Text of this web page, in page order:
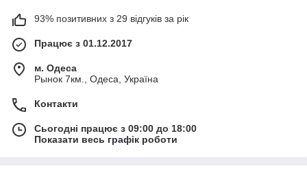
93% позитивних з 29 відгуків за рік
Працює з 01.12.2017
м. Одеса
Рынок 7км., Одеса, Україна
Контакти
Сьогодні працює з 09:00 до 18:00
Показати весь графік роботи